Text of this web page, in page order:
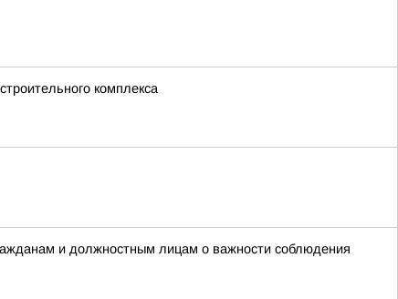
комплекса
и должностным лицам о важности соблюдения